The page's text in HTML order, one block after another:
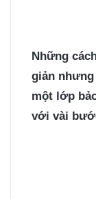
Những
giản nhưng
một lớp
với vài